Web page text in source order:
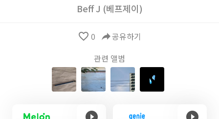
Beff J (베프제이)
favorite_border 0 reply공유하기
관련 앨범